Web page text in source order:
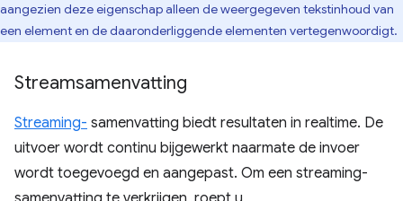
aangezien deze eigenschap alleen de weergegeven tekstinhoud van
een element en de daaronderliggende elementen vertegenwoordigt.
Streamsamenvatting
Streaming- samenvatting biedt resultaten in realtime. De
uitvoer wordt continu bijgewerkt naarmate de invoer
wordt toegevoegd en aangepast. Om een ​​streaming-